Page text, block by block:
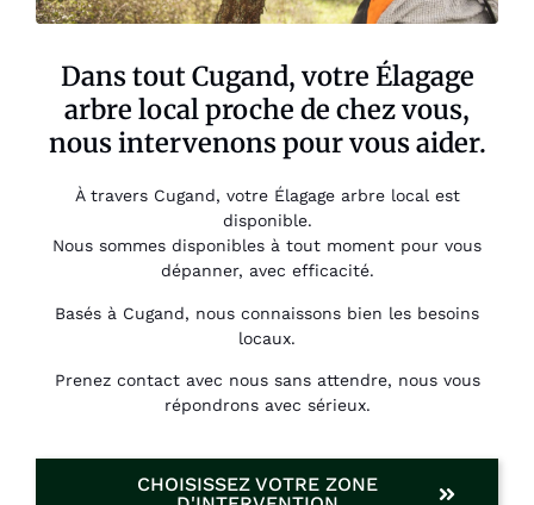
Dans tout Cugand, votre Élagage
arbre local proche de chez vous,
nous intervenons pour vous aider.
À travers Cugand, votre Élagage arbre local est
disponible.
Nous sommes disponibles à tout moment pour vous
dépanner, avec efficacité.
Basés à Cugand, nous connaissons bien les besoins
locaux.
Prenez contact avec nous sans attendre, nous vous
répondrons avec sérieux.
CHOISISSEZ VOTRE ZONE